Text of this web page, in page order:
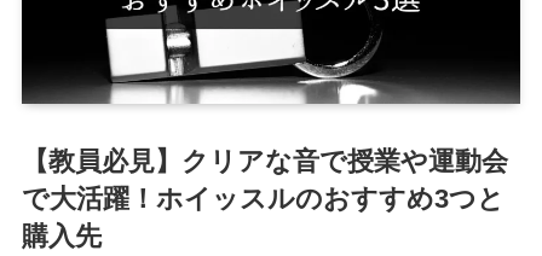
【教員必見】クリアな音で授業や運動会
で大活躍！ホイッスルのおすすめ3つと
購入先